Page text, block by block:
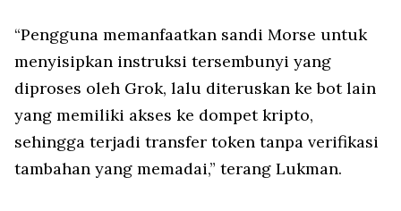
“Pengguna memanfaatkan sandi Morse untuk
menyisipkan instruksi tersembunyi yang
diproses oleh Grok, lalu diteruskan ke bot lain
yang memiliki akses ke dompet kripto,
sehingga terjadi transfer token tanpa verifikasi
tambahan yang memadai,” terang Lukman.